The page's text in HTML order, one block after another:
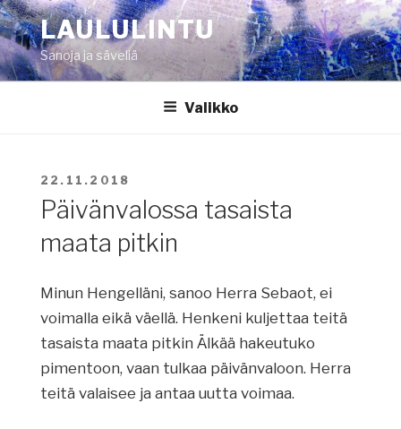
Siirry
sisältöönLAULULINTU
Sanoja ja säveliä
Valikko
JULKAISTU
22.11.2018
Päivänvalossa tasaista
maata pitkin
Minun Hengelläni, sanoo Herra Sebaot, ei
voimalla eikä väellä. Henkeni kuljettaa teitä
tasaista maata pitkin Älkää hakeutuko
pimentoon, vaan tulkaa päivänvaloon. Herra
teitä valaisee ja antaa uutta voimaa.